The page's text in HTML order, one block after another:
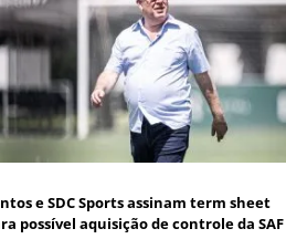
e SDC Sports assinam term sheet
possível aquisição de controle da SAF